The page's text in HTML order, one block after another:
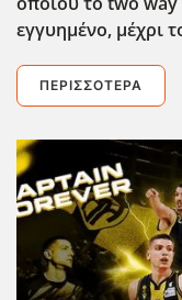
εγγυημένο, μέχρι
ΠΕΡΙΣΣΌΤΕΡΑ